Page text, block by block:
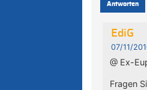
Antworten
EdiG
07/11/
@ Ex-
Fragen